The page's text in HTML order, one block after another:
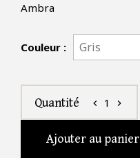
Ambra
Couleur :
Quantité chevron_left 1 chevron_right
Ajouter au panier